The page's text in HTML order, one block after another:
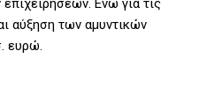
Ενώ για τις
αύξηση των αμυντικών
ευρώ.